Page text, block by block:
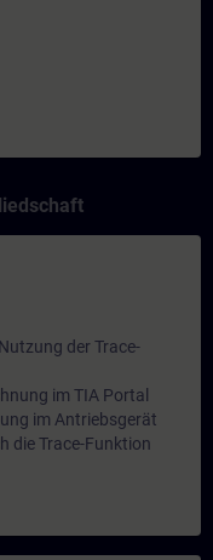
der Trace-
im TIA Portal
im Antriebsgerät
die Trace-Funktion